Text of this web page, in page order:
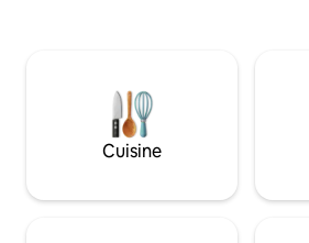
manger, d'une buanderie, d'une autre
salle de bains complète, d'eau chaude,
d'une connexion Wi-Fi, de deux
téléviseurs, de Netflix, de Magics et de
ou les familles.
Cuisine